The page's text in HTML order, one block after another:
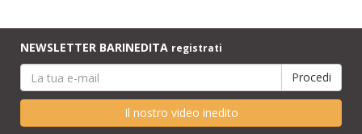
NEWSLETTER BARINEDITA registrati
Il nostro video inedito